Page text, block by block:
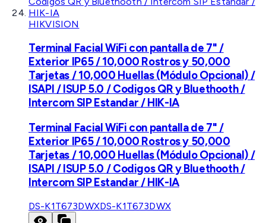
HIKVISION
Terminal Facial WiFi con pantalla de 7" /
Exterior IP65 / 10,000 Rostros y 50,000
Tarjetas / 10,000 Huellas (Módulo Opcional) /
ISAPI / ISUP 5.0 / Codigos QR y Bluethooth /
Intercom SIP Estandar / HIK-IA
Terminal Facial WiFi con pantalla de 7" /
Exterior IP65 / 10,000 Rostros y 50,000
Tarjetas / 10,000 Huellas (Módulo Opcional) /
ISAPI / ISUP 5.0 / Codigos QR y Bluethooth /
Intercom SIP Estandar / HIK-IA
DS-K1T673DWXDS-K1T673DWX